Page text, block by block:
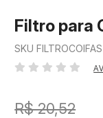
Filtro para
SKU FILTROCOIFAS
R$ 20,52